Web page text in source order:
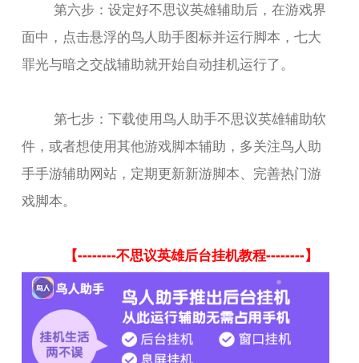
第六步：设定好不思议英雄辅助后，在游戏界
面中，点击悬浮的鸟人助手图标并运行脚本，七大
罪光与暗之交战辅助就开始自动挂机运行了。
第七步：下载使用鸟人助手不思议英雄辅助软
件，或者想使用其他游戏脚本辅助，多关注鸟人助
手手游辅助网站，定期更新新游脚本、完善热门游
戏脚本。
【--------不思议英雄后台挂机教程--------】